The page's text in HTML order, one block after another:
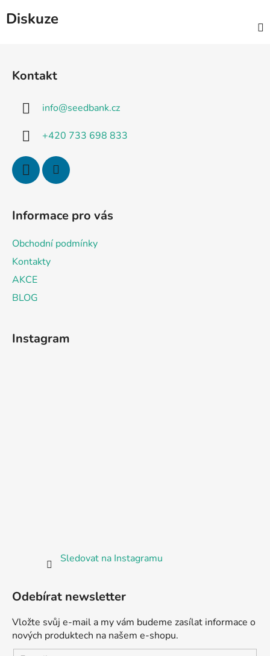
Diskuze
Kontakt
info@seedbank.cz
+420 733 698 833
Informace pro vás
Obchodní podmínky
Kontakty
AKCE
BLOG
Instagram
Sledovat na Instagramu
Odebírat newsletter
Vložte svůj e-mail a my vám budeme zasílat informace o
nových produktech na našem e-shopu.